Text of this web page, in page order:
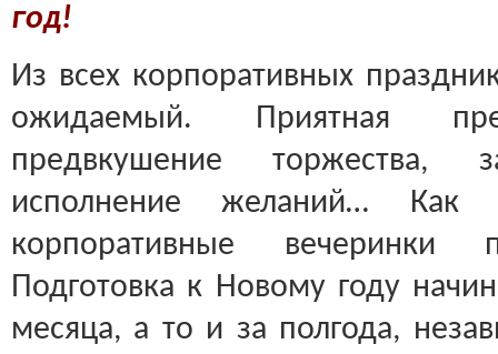
год!
Из всех корпоративных
ожидаемый. Приятная
предвкушение торжества,
исполнение желаний… Как
корпоративные вечеринки
Подготовка к Новому году
месяца, а то и за полгода,